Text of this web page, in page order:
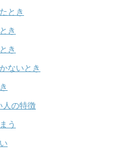
とき
き
き
ないとき
人の特徴
う